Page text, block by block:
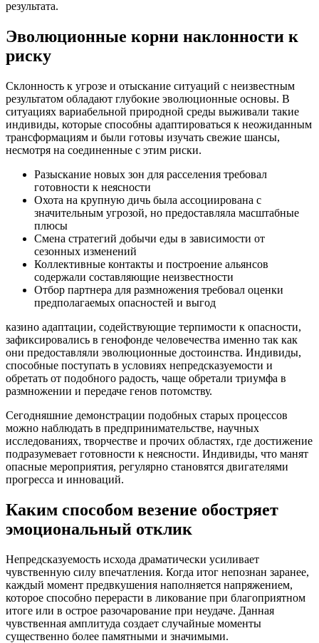
результата.
Эволюционные корни наклонности к
риску
Склонность к угрозе и отыскание ситуаций с неизвестным
результатом обладают глубокие эволюционные основы. В
ситуациях вариабельной природной среды выживали такие
индивиды, которые способны адаптироваться к неожиданным
трансформациям и были готовы изучать свежие шансы,
несмотря на соединенные с этим риски.
Разыскание новых зон для расселения требовал
готовности к неясности
Охота на крупную дичь была ассоциирована с
значительным угрозой, но предоставляла масштабные
плюсы
Смена стратегий добычи еды в зависимости от
сезонных изменений
Коллективные контакты и построение альянсов
содержали составляющие неизвестности
Отбор партнера для размножения требовал оценки
предполагаемых опасностей и выгод
казино адаптации, содействующие терпимости к опасности,
зафиксировались в генофонде человечества именно так как
они предоставляли эволюционные достоинства. Индивиды,
способные поступать в условиях непредсказуемости и
обретать от подобного радость, чаще обретали триумфа в
размножении и передаче генов потомству.
Сегодняшние демонстрации подобных старых процессов
можно наблюдать в предпринимательстве, научных
исследованиях, творчестве и прочих областях, где достижение
подразумевает готовности к неясности. Индивиды, что манят
опасные мероприятия, регулярно становятся двигателями
прогресса и инноваций.
Каким способом везение обостряет
эмоциональный отклик
Непредсказуемость исхода драматически усиливает
чувственную силу впечатления. Когда итог непознан заранее,
каждый момент предвкушения наполняется напряжением,
которое способно перерасти в ликование при благоприятном
итоге или в острое разочарование при неудаче. Данная
чувственная амплитуда создает случайные моменты
существенно более памятными и значимыми.